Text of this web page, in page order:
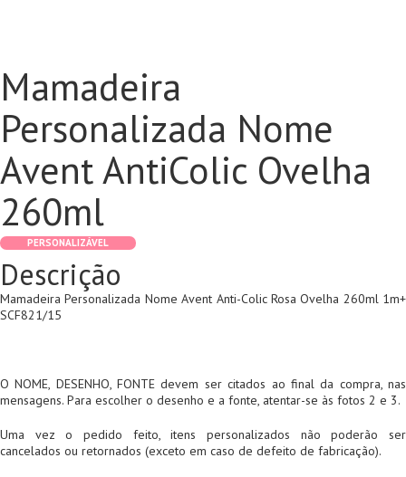
Mamadeira
Personalizada Nome
Avent AntiColic Ovelha
260ml
PERSONALIZÁVEL
Descrição
Mamadeira Personalizada Nome Avent Anti-Colic Rosa Ovelha 260ml 1m+
SCF821/15
O NOME, DESENHO, FONTE devem ser citados ao final da compra, nas
mensagens. Para escolher o desenho e a fonte, atentar-se às fotos 2 e 3.
Uma vez o pedido feito, itens personalizados não poderão ser
cancelados ou retornados (exceto em caso de defeito de fabricação).